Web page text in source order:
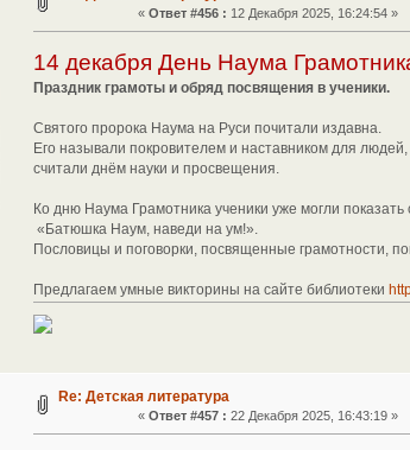
«Ответ #456 : 12 Декабря 2025, 16:24:54 »
14 декабря День Наума
Праздник грамоты и обряд посвящения в ученики.
Святого пророка Наума на Руси почитали издавна.
Его называли покровителем и наставником для
считали днём науки и просвещения.
Ко дню Наума Грамотника ученики уже могли показать
«Батюшка Наум, наведи на ум!».
Пословицы и поговорки, посвященные грамотности,
Предлагаем умные викторины на сайте библиотеки
Re: Детская литература
«Ответ #457 : 22 Декабря 2025, 16:43:19 »